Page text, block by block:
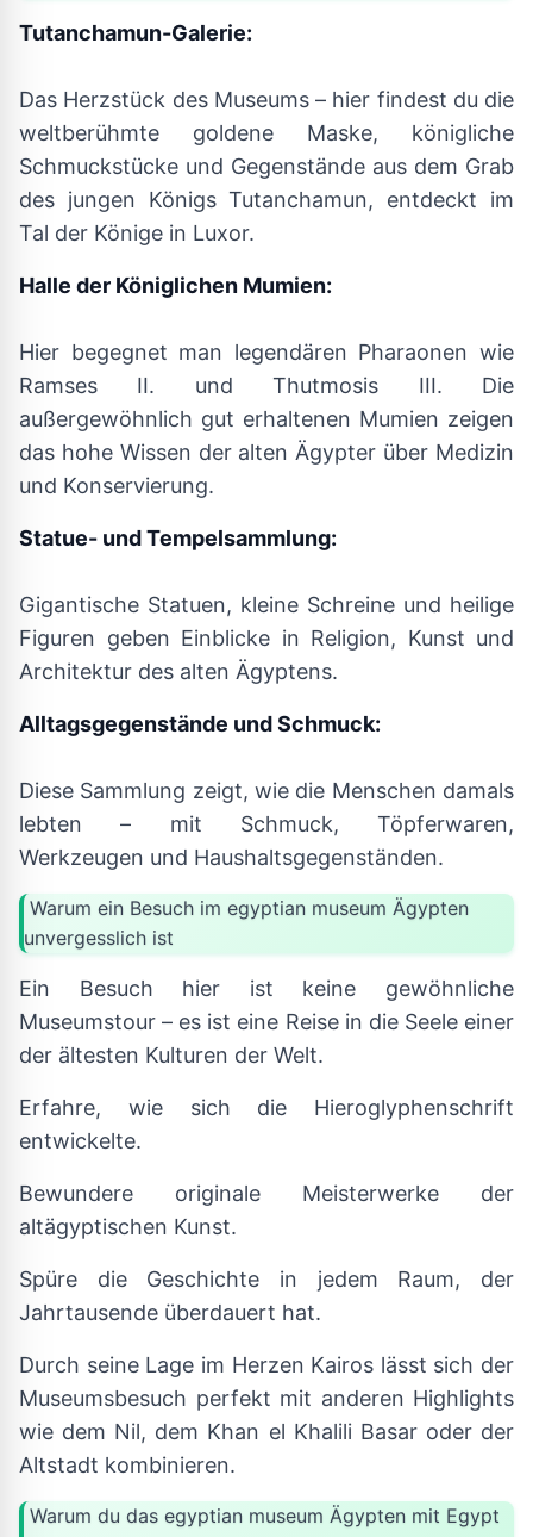
Tutanchamun-Galerie:
Das Herzstück des Museums – hier findest du die
weltberühmte goldene Maske, königliche
Schmuckstücke und Gegenstände aus dem Grab
des jungen Königs Tutanchamun, entdeckt im
Tal der Könige in Luxor.
Halle der Königlichen Mumien:
Hier begegnet man legendären Pharaonen wie
Ramses II. und Thutmosis III. Die
außergewöhnlich gut erhaltenen Mumien zeigen
das hohe Wissen der alten Ägypter über Medizin
und Konservierung.
Statue- und Tempelsammlung:
Gigantische Statuen, kleine Schreine und heilige
Figuren geben Einblicke in Religion, Kunst und
Architektur des alten Ägyptens.
Alltagsgegenstände und Schmuck:
Diese Sammlung zeigt, wie die Menschen damals
lebten – mit Schmuck, Töpferwaren,
Werkzeugen und Haushaltsgegenständen.
Warum ein Besuch im egyptian museum Ägypten
unvergesslich ist
Ein Besuch hier ist keine gewöhnliche
Museumstour – es ist eine Reise in die Seele einer
der ältesten Kulturen der Welt.
Erfahre, wie sich die Hieroglyphenschrift
entwickelte.
Bewundere originale Meisterwerke der
altägyptischen Kunst.
Spüre die Geschichte in jedem Raum, der
Jahrtausende überdauert hat.
Durch seine Lage im Herzen Kairos lässt sich der
Museumsbesuch perfekt mit anderen Highlights
wie dem Nil, dem Khan el Khalili Basar oder der
Altstadt kombinieren.
Warum du das egyptian museum Ägypten mit Egypt